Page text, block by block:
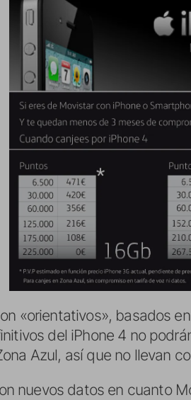
«orientativos», basados
del iPhone 4 no
Azul, así que no llevan
nuevos datos en cuanto